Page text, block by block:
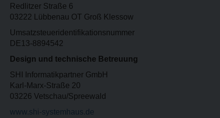
Redlitzer Straße 6
03222 Lübbenau OT Groß Klessow
Umsatzsteueridentifikationsnummer
DE13-8894542
Design und technische Betreuung
SHI Informatikpartner GmbH
Karl-Marx-Straße 20
03226 Vetschau/Spreewald
www.shi-systemhaus.de